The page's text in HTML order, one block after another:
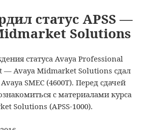
статус APSS —
Solutions
статуса Avaya Professional
— Avaya Midmarket Solutions сдал
SMEC (4600T). Перед сдачей
с материалами курса
Solutions (APSS-1000).